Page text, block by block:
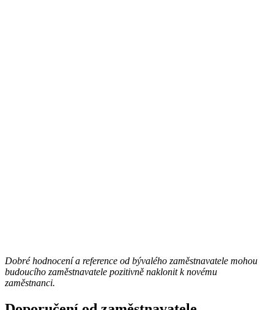
Dobré hodnocení a reference od bývalého zaměstnavatele mohou
budoucího zaměstnavatele pozitivně naklonit k novému
zaměstnanci.